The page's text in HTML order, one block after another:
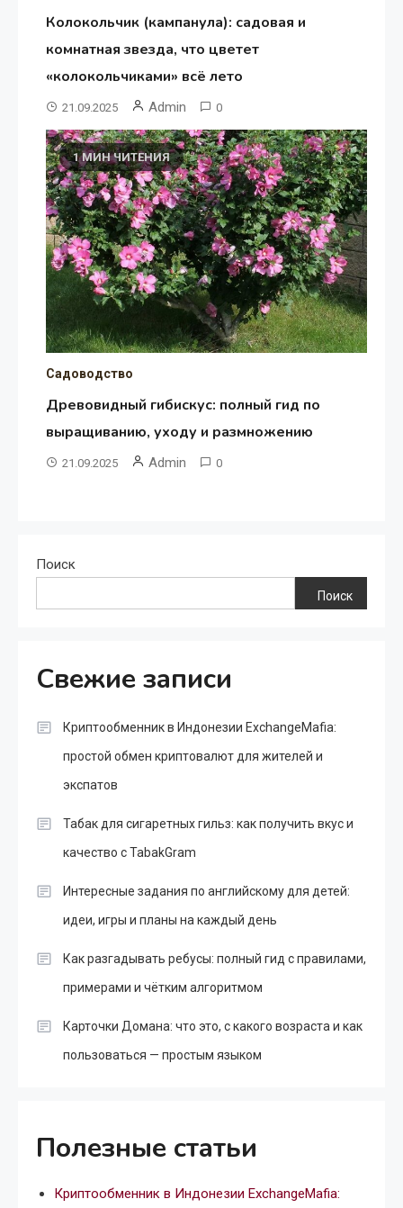
Колокольчик (кампанула): садовая и
комнатная звезда, что цветет
«колокольчиками» всё лето
21.09.2025 Admin 0
1 МИН ЧИТЕНИЯ
Садоводство
Древовидный гибискус: полный гид по
выращиванию, уходу и размножению
21.09.2025 Admin 0
Поиск
Поиск
Свежие записи
Криптообменник в Индонезии ExchangeMafia:
простой обмен криптовалют для жителей и
экспатов
Табак для сигаретных гильз: как получить вкус и
качество с TabakGram
Интересные задания по английскому для детей:
идеи, игры и планы на каждый день
Как разгадывать ребусы: полный гид с правилами,
примерами и чётким алгоритмом
Карточки Домана: что это, с какого возраста и как
пользоваться — простым языком
Полезные статьи
Криптообменник в Индонезии ExchangeMafia: